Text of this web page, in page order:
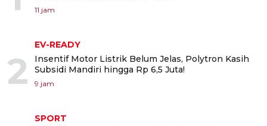
11 jam
2
EV-READY
Insentif Motor Listrik Belum Jelas, Polytron Kasih
Subsidi Mandiri hingga Rp 6,5 Juta!
9 jam
SPORT